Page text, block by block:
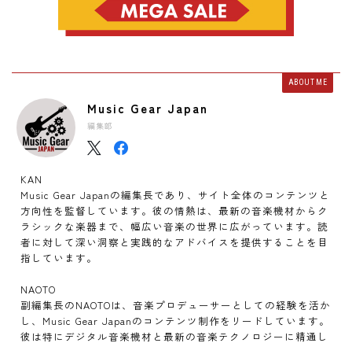
ABOUT ME
Music Gear Japan
編集部
KAN
Music Gear Japanの編集長であり、サイト全体のコンテンツと
方向性を監督しています。彼の情熱は、最新の音楽機材からク
ラシックな楽器まで、幅広い音楽の世界に広がっています。読
者に対して深い洞察と実践的なアドバイスを提供することを目
指しています。
NAOTO
副編集長のNAOTOは、音楽プロデューサーとしての経験を活か
し、Music Gear Japanのコンテンツ制作をリードしています。
彼は特にデジタル音楽機材と最新の音楽テクノロジーに精通し